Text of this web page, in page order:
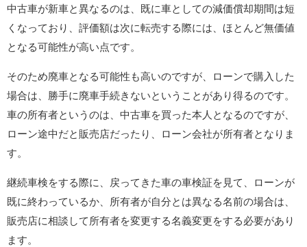
中古車が新車と異なるのは、既に車としての減価償却期間は短
くなっており、評価額は次に転売する際には、ほとんど無価値
となる可能性が高い点です。
そのため廃車となる可能性も高いのですが、ローンで購入した
場合は、勝手に廃車手続きないということがあり得るのです。
車の所有者というのは、中古車を買った本人となるのですが、
ローン途中だと販売店だったり、ローン会社が所有者となりま
す。
継続車検をする際に、戻ってきた車の車検証を見て、ローンが
既に終わっているか、所有者が自分とは異なる名前の場合は、
販売店に相談して所有者を変更する名義変更をする必要があり
ます。